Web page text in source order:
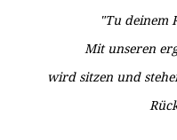
"Tu deinem
Mit unseren
wird sitzen und